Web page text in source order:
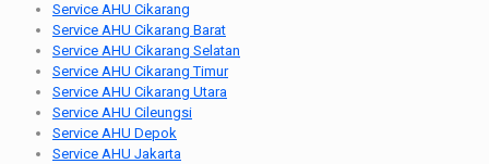
Service AHU Cikarang
Service AHU Cikarang Barat
Service AHU Cikarang Selatan
Service AHU Cikarang Timur
Service AHU Cikarang Utara
Service AHU Cileungsi
Service AHU Depok
Service AHU Jakarta